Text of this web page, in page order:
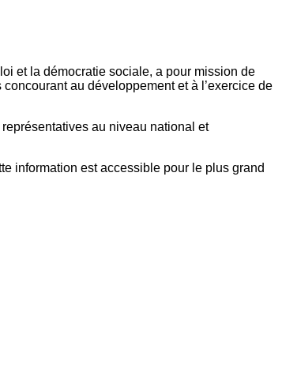
et la démocratie sociale, a pour mission de
au développement et à l’exercice de
au niveau national et
information est accessible pour le plus grand